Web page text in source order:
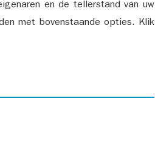
en de tellerstand van uw
met bovenstaande opties. Klik